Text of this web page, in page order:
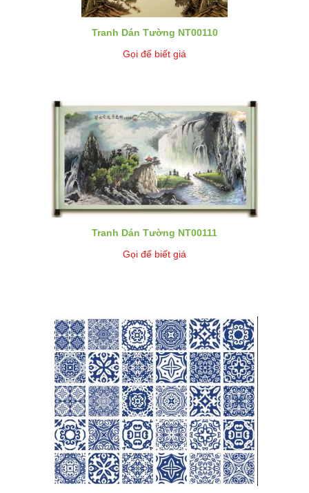
Tranh Dán Tường NT00110
Gọi để biết giá
Tranh Dán Tường NT00111
Gọi để biết giá